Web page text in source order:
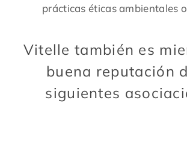
prácticas éticas ambientales
Vitelle también es
buena reputación
siguientes